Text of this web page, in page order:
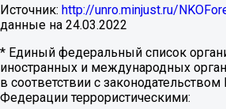
Источник: http://unro.minjust.ru/
данные на 24.03.2022
* Единый федеральный список
иностранных и международных
в соответствии с
Федерации террористическими: